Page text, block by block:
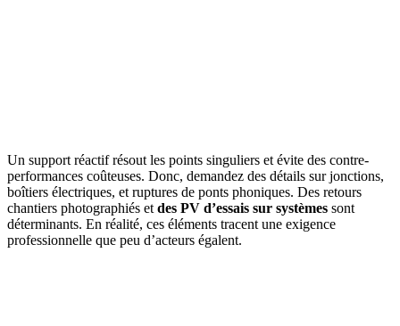
Un support réactif résout les points singuliers et évite des contre-
performances coûteuses. Donc, demandez des détails sur jonctions,
boîtiers électriques, et ruptures de ponts phoniques. Des retours
chantiers photographiés etdes PV d’essais sur systèmes sont
déterminants. En réalité, ces éléments tracent une exigence
professionnelle que peu d’acteurs égalent.